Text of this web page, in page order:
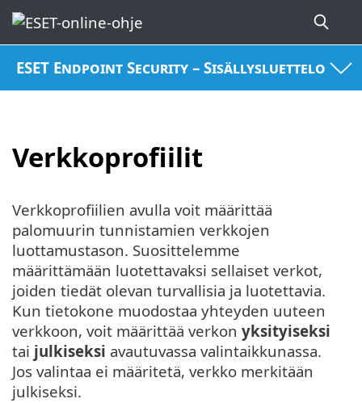
ESET Endpoint Security – Sisällysluettelo
Verkkoprofiilit
Verkkoprofiilien avulla voit määrittää
palomuurin tunnistamien verkkojen
luottamustason. Suosittelemme
määrittämään luotettavaksi sellaiset verkot,
joiden tiedät olevan turvallisia ja luotettavia.
Kun tietokone muodostaa yhteyden uuteen
verkkoon, voit määrittää verkon yksityiseksi
tai julkiseksi avautuvassa valintaikkunassa.
Jos valintaa ei määritetä, verkko merkitään
julkiseksi.